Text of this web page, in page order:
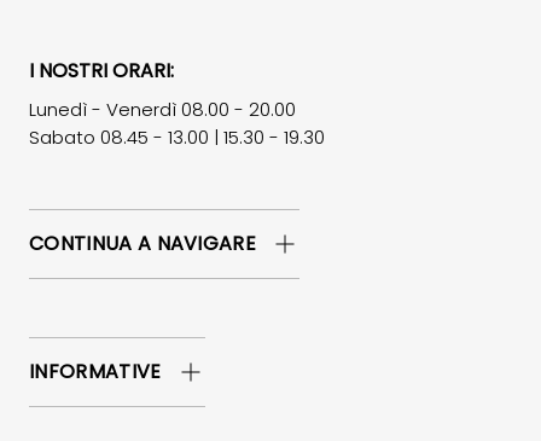
I NOSTRI ORARI:
Lunedì - Venerdì 08.00 - 20.00
Sabato 08.45 - 13.00 | 15.30 - 19.30
CONTINUA A NAVIGARE
INFORMATIVE